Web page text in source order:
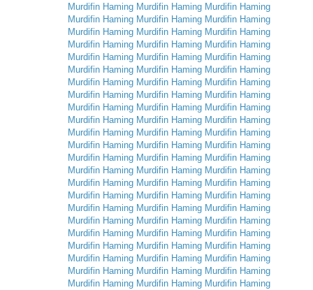
Murdifin Haming Murdifin Haming Murdifin Haming
Murdifin Haming Murdifin Haming Murdifin Haming
Murdifin Haming Murdifin Haming Murdifin Haming
Murdifin Haming Murdifin Haming Murdifin Haming
Murdifin Haming Murdifin Haming Murdifin Haming
Murdifin Haming Murdifin Haming Murdifin Haming
Murdifin Haming Murdifin Haming Murdifin Haming
Murdifin Haming Murdifin Haming Murdifin Haming
Murdifin Haming Murdifin Haming Murdifin Haming
Murdifin Haming Murdifin Haming Murdifin Haming
Murdifin Haming Murdifin Haming Murdifin Haming
Murdifin Haming Murdifin Haming Murdifin Haming
Murdifin Haming Murdifin Haming Murdifin Haming
Murdifin Haming Murdifin Haming Murdifin Haming
Murdifin Haming Murdifin Haming Murdifin Haming
Murdifin Haming Murdifin Haming Murdifin Haming
Murdifin Haming Murdifin Haming Murdifin Haming
Murdifin Haming Murdifin Haming Murdifin Haming
Murdifin Haming Murdifin Haming Murdifin Haming
Murdifin Haming Murdifin Haming Murdifin Haming
Murdifin Haming Murdifin Haming Murdifin Haming
Murdifin Haming Murdifin Haming Murdifin Haming
Murdifin Haming Murdifin Haming Murdifin Haming